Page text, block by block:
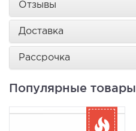
Отзывы
Доставка
Рассрочка
Популярные товары